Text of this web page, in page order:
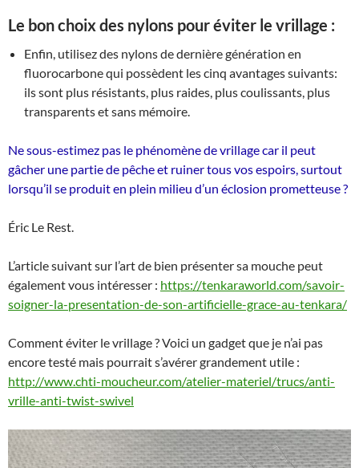
Le bon choix des nylons pour éviter le vrillage :
Enfin, utilisez des nylons de dernière génération en
fluorocarbone qui possèdent les cinq avantages suivants:
ils sont plus résistants, plus raides, plus coulissants, plus
transparents et sans mémoire.
Ne sous-estimez pas le phénomène de vrillage car il peut
gâcher une partie de pêche et ruiner tous vos espoirs, surtout
lorsqu’il se produit en plein milieu d’un éclosion prometteuse ?
Éric Le Rest.
L’article suivant sur l’art de bien présenter sa mouche peut
également vous intéresser : https://tenkaraworld.com/savoir-
soigner-la-presentation-de-son-artificielle-grace-au-tenkara/
Comment éviter le vrillage ? Voici un gadget que je n’ai pas
encore testé mais pourrait s’avérer grandement utile :
http://www.chti-moucheur.com/atelier-materiel/trucs/anti-
vrille-anti-twist-swivel